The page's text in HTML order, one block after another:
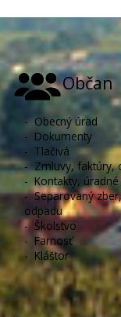
Občan
-Obecný úrad
- Dokumenty
- Tlačivá
- Zmluvy, faktúry,
- Kontakty,
-Separovaný
odpadu
- Školstvo
- Farnosť
- Kláštor